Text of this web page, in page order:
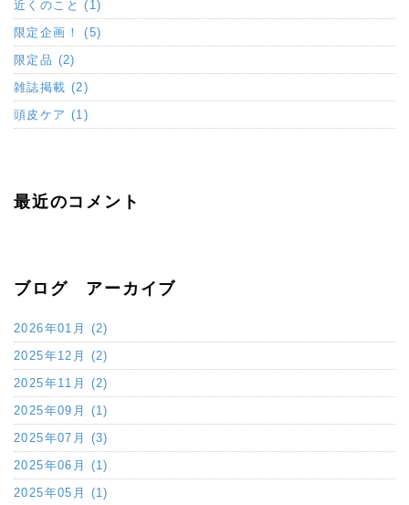
近くのこと (1)
限定企画！ (5)
限定品 (2)
雑誌掲載 (2)
頭皮ケア (1)
最近のコメント
ブログ アーカイブ
2026年01月 (2)
2025年12月 (2)
2025年11月 (2)
2025年09月 (1)
2025年07月 (3)
2025年06月 (1)
2025年05月 (1)